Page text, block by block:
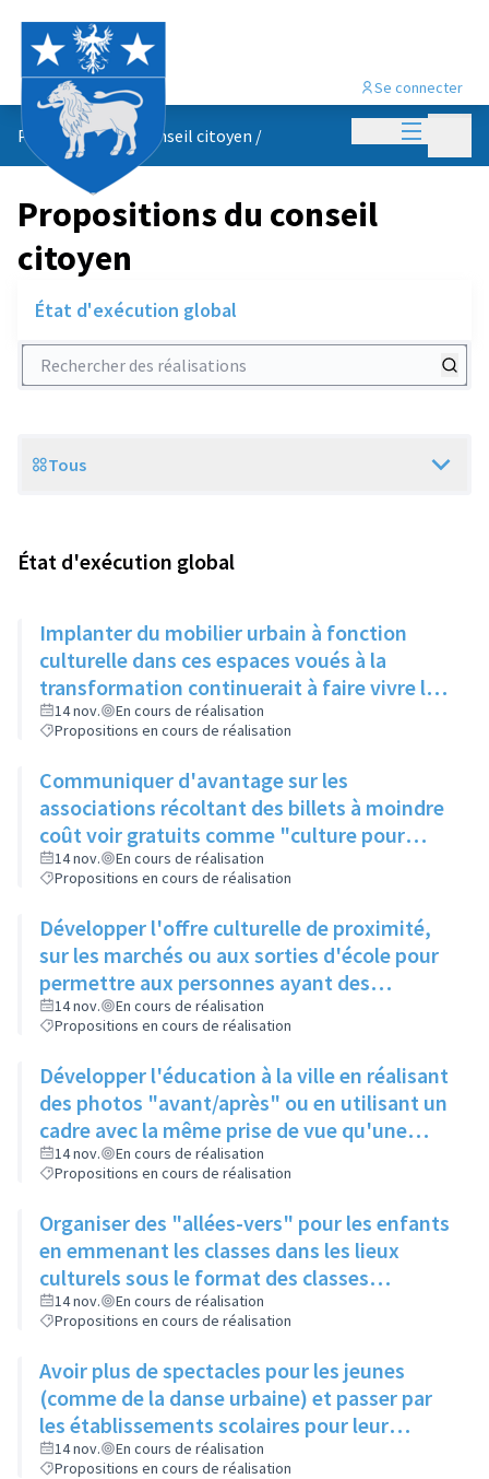
Menu
Se connecter
Propositions du conseil citoyen /
Propositions du conseil
citoyen
État d'exécution global
Rechercher des réalisations
Scope
Tous
État d'exécution global
Implanter du mobilier urbain à fonction
culturelle dans ces espaces voués à la
transformation continuerait à faire vivre le
secteur
14 nov.
En cours de réalisation
Propositions en cours de réalisation
Communiquer d'avantage sur les
associations récoltant des billets à moindre
coût voir gratuits comme "culture pour
tous" et faire connaitre le PASS Culture
14 nov.
En cours de réalisation
Propositions en cours de réalisation
Développer l'offre culturelle de proximité,
sur les marchés ou aux sorties d'école pour
permettre aux personnes ayant des
problèmes de mobilité d'avoir accès à la
culture
14 nov.
En cours de réalisation
Propositions en cours de réalisation
Développer l'éducation à la ville en réalisant
des photos "avant/après" ou en utilisant un
cadre avec la même prise de vue qu'une
photo posée à proximité
14 nov.
En cours de réalisation
Propositions en cours de réalisation
Organiser des "allées-vers" pour les enfants
en emmenant les classes dans les lieux
culturels sous le format des classes
découvertes
14 nov.
En cours de réalisation
Propositions en cours de réalisation
Avoir plus de spectacles pour les jeunes
(comme de la danse urbaine) et passer par
les établissements scolaires pour leur
donner envie de s'y rendre
14 nov.
En cours de réalisation
Propositions en cours de réalisation